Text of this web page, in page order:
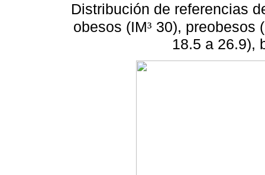
Distribución de referencias
obesos (IM³ 30), preobesos
18.5 a 26.9),